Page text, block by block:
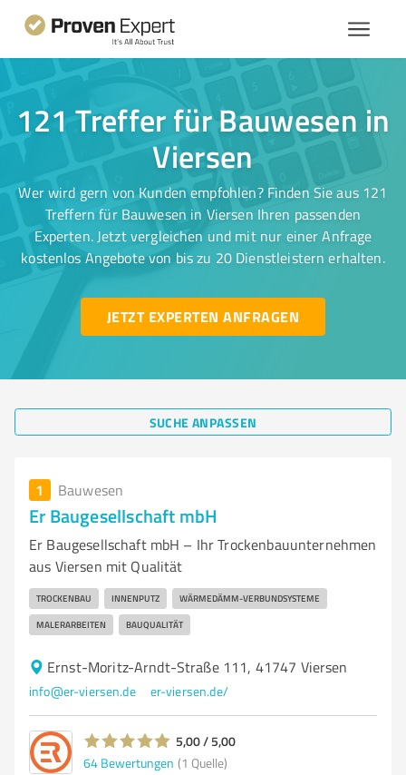
121 Treffer für Bauwesen in
Viersen
Wer wird gern von Kunden empfohlen? Finden Sie aus 121
Treffern für Bauwesen in Viersen Ihren passenden
Experten. Jetzt vergleichen und mit nur einer Anfrage
kostenlos Angebote von bis zu 20 Dienstleistern erhalten.
JETZT EXPERTEN ANFRAGEN
SUCHE ANPASSEN
1 Bauwesen
Er Baugesellschaft mbH
Er Baugesellschaft mbH – Ihr Trockenbauunternehmen
aus Viersen mit Qualität
TROCKENBAU INNENPUTZ WÄRMEDÄMM-VERBUNDSYSTEME
MALERARBEITEN BAUQUALITÄT
Ernst-Moritz-Arndt-Straße 111, 41747 Viersen
info@er-viersen.de er-viersen.de/
5,00 / 5,00
64 Bewertungen (1 Quelle)